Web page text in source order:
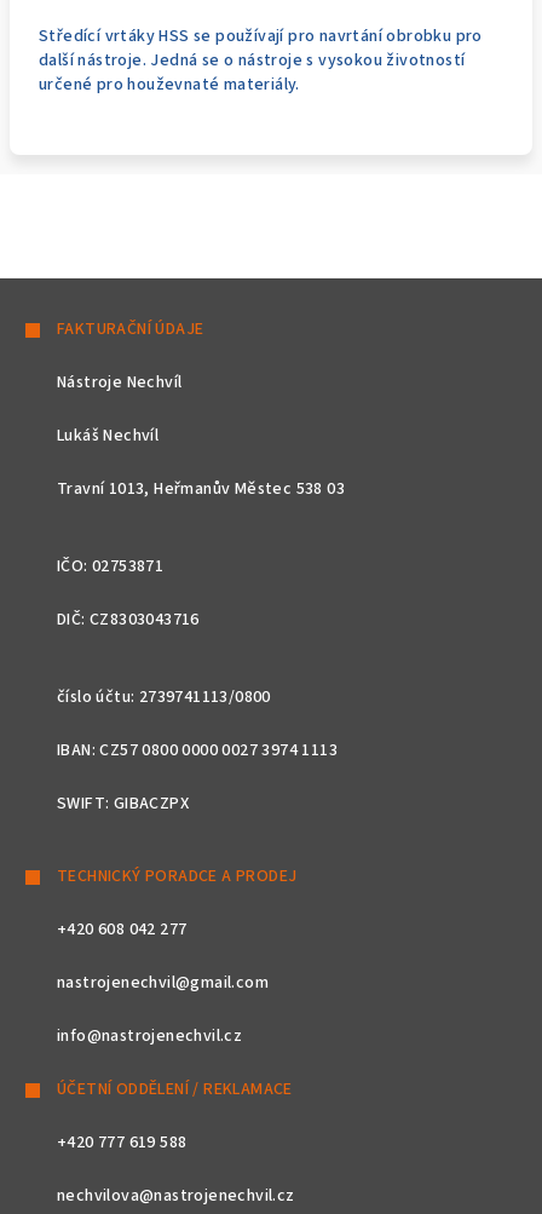
Středící vrtáky HSS se používají pro navrtání obrobku pro
další nástroje. Jedná se o nástroje s vysokou životností
určené pro houževnaté materiály.
FAKTURAČNÍ ÚDAJE
Nástroje Nechvíl
Lukáš Nechvíl
Travní 1013, Heřmanův Městec 538 03
IČO: 02753871
DIČ: CZ8303043716
číslo účtu: 2739741113/0800
IBAN: CZ57 0800 0000 0027 3974 1113
SWIFT: GIBACZPX
TECHNICKÝ PORADCE A PRODEJ
+420 608 042 277
nastrojenechvil@gmail.com
info@nastrojenechvil.cz
ÚČETNÍ ODDĚLENÍ / REKLAMACE
+420 777 619 588
nechvilova@nastrojenechvil.cz